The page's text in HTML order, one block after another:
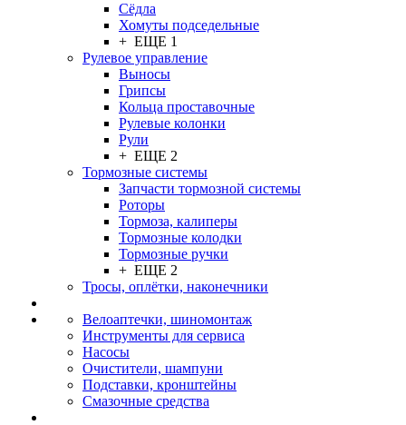
Сёдла
Хомуты подседельные
+ ЕЩЕ 1
Рулевое управление
Выносы
Грипсы
Кольца проставочные
Рулевые колонки
Рули
+ ЕЩЕ 2
Тормозные системы
Запчасти тормозной системы
Роторы
Тормоза, калиперы
Тормозные колодки
Тормозные ручки
+ ЕЩЕ 2
Тросы, оплётки, наконечники
Велоаптечки, шиномонтаж
Инструменты для сервиса
Насосы
Очистители, шампуни
Подставки, кронштейны
Смазочные средства